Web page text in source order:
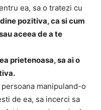
ea, sa o tratezi cu
pozitiva, ca si cum
aceea de a te
prietenoasa, sa ai o
manipuland-o
de ea, sa incerci sa